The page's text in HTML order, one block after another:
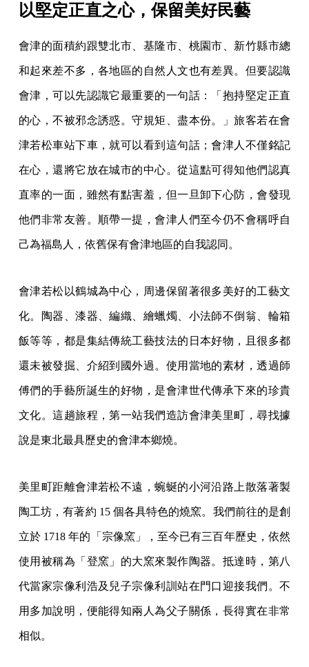
以堅定正直之心，保留美好民藝
會津的面積約跟雙北市、基隆市、桃園市、新竹縣市總
和起來差不多，各地區的自然人文也有差異。但要認識
會津，可以先認識它最重要的一句話：「抱持堅定正直
的心，不被邪念誘惑。守規矩、盡本份。」旅客若在會
津若松車站下車，就可以看到這句話；會津人不僅銘記
在心，還將它放在城市的中心。從這點可得知他們認真
直率的一面，雖然有點害羞，但一旦卸下心防，會發現
他們非常友善。順帶一提，會津人們至今仍不會稱呼自
己為福島人，依舊保有會津地區的自我認同。
會津若松以鶴城為中心，周邊保留著很多美好的工藝文
化。陶器、漆器、編織、繪蠟燭、小法師不倒翁、輪箱
飯等等，都是集結傳統工藝技法的日本好物，且很多都
還未被發掘、介紹到國外過。使用當地的素材，透過師
傅們的手藝所誕生的好物，是會津世代傳承下來的珍貴
文化。這趟旅程，第一站我們造訪會津美里町，尋找據
說是東北最具歷史的會津本鄉燒。
美里町距離會津若松不遠，蜿蜒的小河沿路上散落著製
陶工坊，有著約 15 個各具特色的燒窯。我們前往的是創
立於 1718 年的「宗像窯」，至今已有三百年歷史，依然
使用被稱為「登窯」的大窯來製作陶器。抵達時，第八
代當家宗像利浩及兒子宗像利訓站在門口迎接我們。不
用多加說明，便能得知兩人為父子關係，長得實在非常
相似。